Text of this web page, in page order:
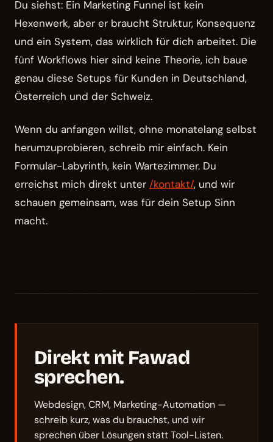
Du siehst: Ein Marketing Funnel ist kein
Hexenwerk, aber er braucht Struktur, Konsequenz
und ein System, das wirklich für dich arbeitet. Die
fünf Workflows hier sind keine Theorie, ich baue
genau diese Setups für Kunden in Deutschland,
Österreich und der Schweiz.
Wenn du anfangen willst, ohne monatelang selbst
herumzuprobieren, schreib mir einfach. Kein
Formular-Labyrinth, kein Wartezimmer. Du
erreichst mich direkt unter /kontakt/, und wir
schauen gemeinsam, was für dein Setup Sinn
macht.
Direkt mit Fawad
sprechen.
Webdesign, CRM, Marketing-Automation —
schreib kurz, was du brauchst, und wir
sprechen über Lösungen statt Tool-Listen.